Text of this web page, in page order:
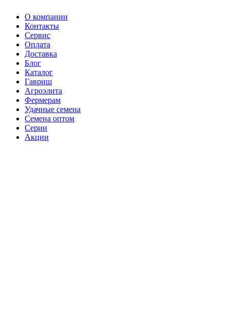
О компании
Контакты
Сервис
Оплата
Доставка
Блог
Каталог
Гавриш
Агроэлита
Фермерам
Удачные семена
Семена оптом
Серии
Акции